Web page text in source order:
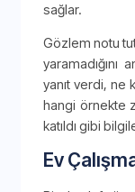
sağlar.
Gözlem notu
yaramadığını
yanıt verdi, ne
hangi örnekte
katıldı gibi
Ev